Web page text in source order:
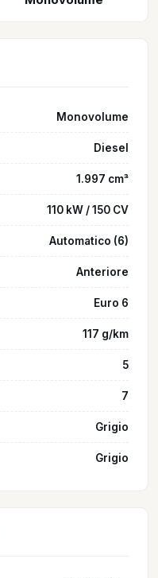
Monovolume
Diesel
1.997 cm³
110 kW / 150 CV
Automatico (6)
Anteriore
Euro 6
117 g/km
5
7
Grigio
Grigio